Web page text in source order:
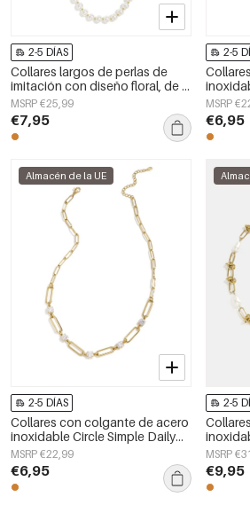
2-5 DÍAS
Collares largos de perlas de
imitación con diseño floral, de la
serie Sweet Daily Simple para
mujer.
MSRP €25,99
€7,95
2-5
Daily
MSRP
€6,95
Almacén de la UE
2-5 DÍAS
Collares con colgante de acero
inoxidable Circle Simple Daily
Simple Series Joyería para mujer
MSRP €22,99
€6,95
2-5
para
joyería
MSRP
€9,95